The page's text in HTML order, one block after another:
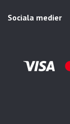
Sociala medier